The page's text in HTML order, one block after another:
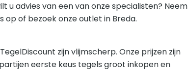
u advies van een van onze specialisten? Neem
of bezoek onze outlet in Breda.
zijn vlijmscherp. Onze prijzen zijn
eerste keus tegels groot inkopen en